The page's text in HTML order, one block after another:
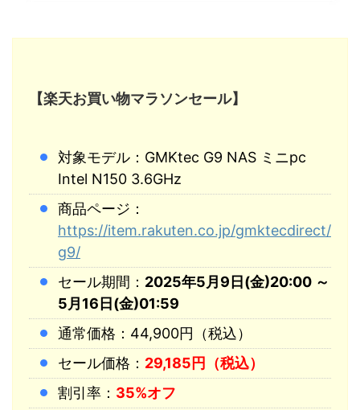
【楽天お買い物マラソンセール】
対象モデル：GMKtec G9 NAS ミニpc
Intel N150 3.6GHz
商品ページ：
https://item.rakuten.co.jp/gmktecdirect/
g9/
セール期間： 2025年5月9日(金)20:00 ～
5月16日(金)01:59
通常価格：44,900円（税込）
セール価格： 29,185円（税込）
割引率： 35%オフ